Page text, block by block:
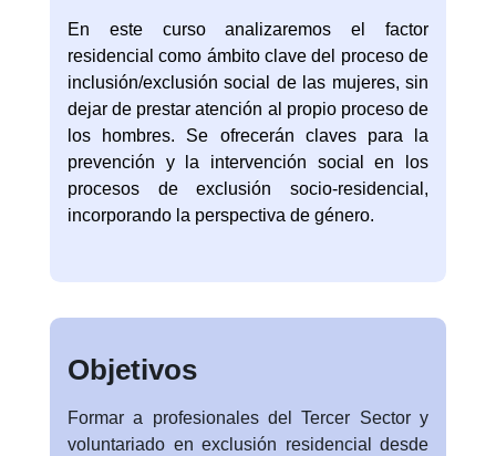
En este curso analizaremos el factor
residencial como ámbito clave del proceso de
inclusión/exclusión social de las mujeres, sin
dejar de prestar atención al propio proceso de
los hombres. Se ofrecerán claves para la
prevención y la intervención social en los
procesos de exclusión socio-residencial,
incorporando la perspectiva de género.
Objetivos
Formar a profesionales del Tercer Sector y
voluntariado en exclusión residencial desde